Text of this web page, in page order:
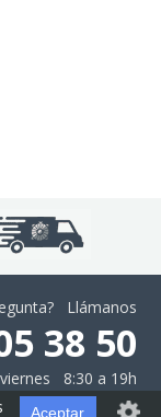
Llámanos
38 50
8:30 a 19h
Aceptar